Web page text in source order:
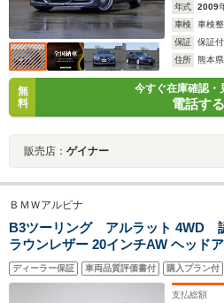
年式 2009
車検
車検
保証
保証付
住所
熊本
無
料
今すぐ在庫確認・
電話する
販売店： ゲイナー
ＢＭＷアルピナ
B3ツーリング アルラット 4WD
ラウンレザー 20インチAW ヘッド
クティブクルーズコントロール ス
囲カメラ 前後センサー LEDヘッド
ディーラー保証 車両品質評価書付 購入プラン付
支払総額